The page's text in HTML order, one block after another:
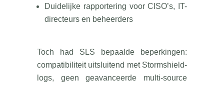
Duidelijke rapportering voor CISO’s, IT-
directeurs en beheerders
Toch had SLS bepaalde beperkingen:
compatibiliteit uitsluitend met Stormshield-
logs, geen geavanceerde multi-source